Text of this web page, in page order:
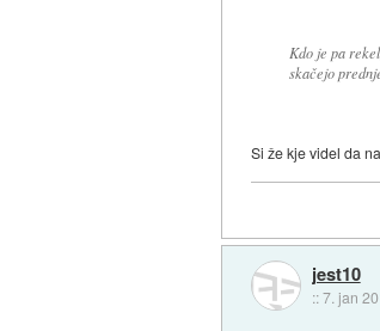
Kdo je pa
skačejo
Si že kje videl da
jest10
::7. jan